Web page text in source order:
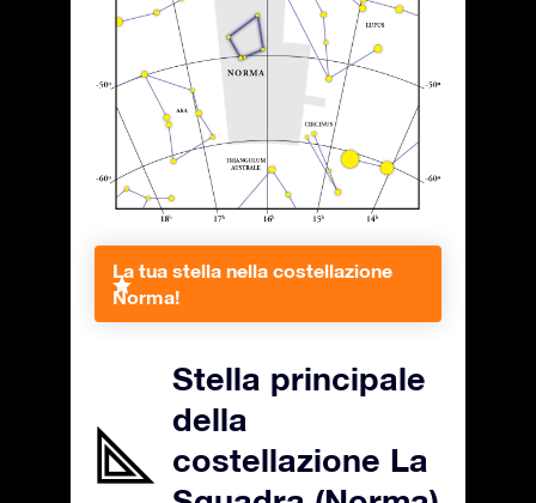
La tua stella nella costellazione
Norma!
Stella principale
della
costellazione La